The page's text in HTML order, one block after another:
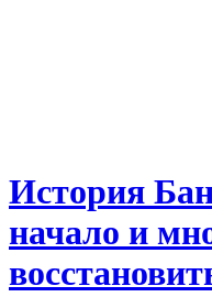
История
начало и